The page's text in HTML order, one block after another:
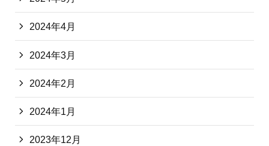
2024年4月
2024年3月
2024年2月
2024年1月
2023年12月